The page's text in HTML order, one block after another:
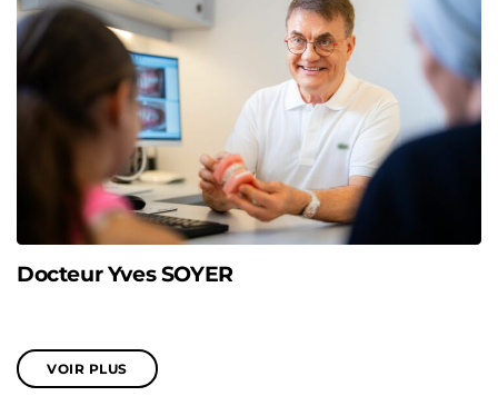
Docteur Yves SOYER
VOIR PLUS